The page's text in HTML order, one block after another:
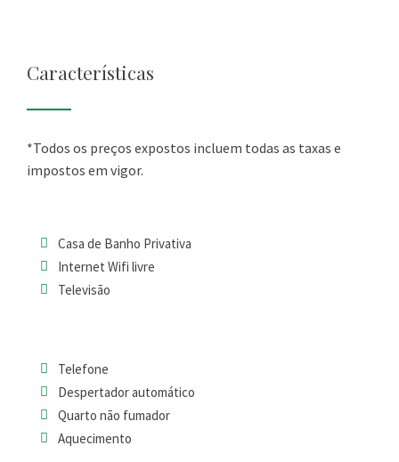
Características
*Todos os preços expostos incluem todas as taxas e
impostos em vigor.
Casa de Banho Privativa
Internet Wifi livre
Televisão
Telefone
Despertador automático
Quarto não fumador
Aquecimento